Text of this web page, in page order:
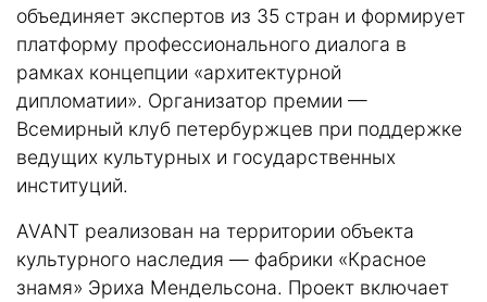
объединяет экспертов из 35 стран и формирует
платформу профессионального диалога в
рамках концепции «архитектурной
дипломатии». Организатор премии —
Всемирный клуб петербуржцев при поддержке
ведущих культурных и государственных
институций.
AVANT реализован на территории объекта
культурного наследия — фабрики «Красное
знамя» Эриха Мендельсона. Проект включает